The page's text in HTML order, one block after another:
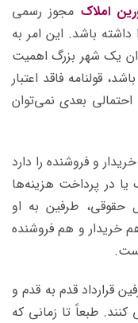
املاک مجوز رسمی
داشته باشد. این امر به
یک شهر بزرگ اهمیت
قولنامه فاقد اعتبار
بعدی نمی‌توان
و فروشنده را دارد
در پرداخت هزینه‌ها
حقوقی، طرفین به او
خریدار و هم فروشنده
قرارداد قدم به قدم و
طبعاً تا زمانی که